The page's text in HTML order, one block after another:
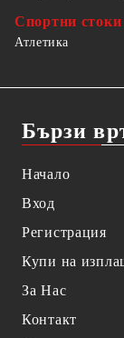
Спортни стоки
Атлетика
Бързи
Начало
Вход
Регистрация
Купи на
За Нас
Контакт